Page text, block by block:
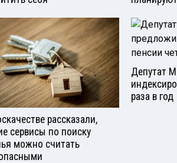
рассказали,
сервисы по поиску
можно считать
Депутат
раза в год